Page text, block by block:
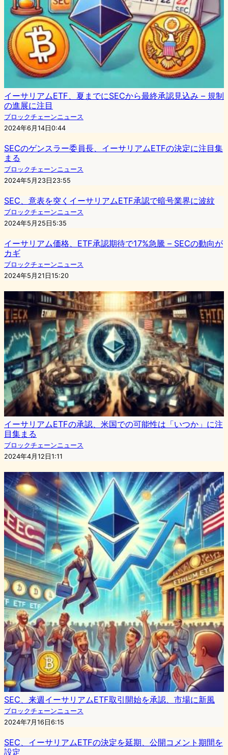
イーサリアムETF、夏までにSECから最終承認見込み – 規制
の進展に注目
ブロックチェーンニュース
2024年6月14日0:44
SECのゲンスラー委員長、イーサリアムETFの決定に注目集
まる
ブロックチェーンニュース
2024年5月23日23:55
SEC、意表を突くイーサリアムETF承認で暗号業界に波紋
ブロックチェーンニュース
2024年5月25日5:35
イーサリアム価格、ETF承認期待で17%急騰 – SECの動向が
カギ
ブロックチェーンニュース
2024年5月21日15:20
イーサリアムETFの承認、米国での可能性は「いつか」に注
目集まる
ブロックチェーンニュース
2024年4月12日1:11
SEC、来週イーサリアムETF取引開始を承認、市場に新風
ブロックチェーンニュース
2024年7月16日6:15
SEC、イーサリアムETFの決定を延期、公開コメント期間を
設定